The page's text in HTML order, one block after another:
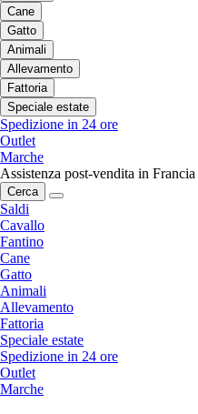
Cane
Gatto
Animali
Allevamento
Fattoria
Speciale estate
Spedizione in 24 ore
Outlet
Marche
Assistenza post-vendita in Francia
Cerca
Saldi
Cavallo
Fantino
Cane
Gatto
Animali
Allevamento
Fattoria
Speciale estate
Spedizione in 24 ore
Outlet
Marche